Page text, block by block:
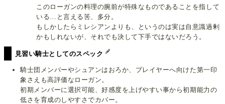
このローガンの料理の腕前が特殊なものであることを指して
いる…と言える筈、多分。
もしかしたらミレシアンよりも、というのは実は自意識過剰
かもしれないが、それでも決して下手ではないだろう。
見習い騎士としてのスペック
騎士団メンバーやシュアンはおろか、プレイヤーへ向けた第一印
象さえも高評価なローガン。
初期メンバーに選択可能、好感度を上げやすい事から初期能力の
低さを育成のしやすさでカバー。